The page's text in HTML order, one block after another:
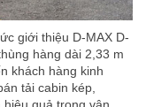
giới thiệu D-MAX D-
hàng dài 2,33 m
khách hàng kinh
tải cabin kép,
quả trong vận